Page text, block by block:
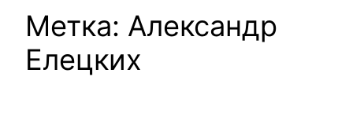
Метка: Александр
Елецких